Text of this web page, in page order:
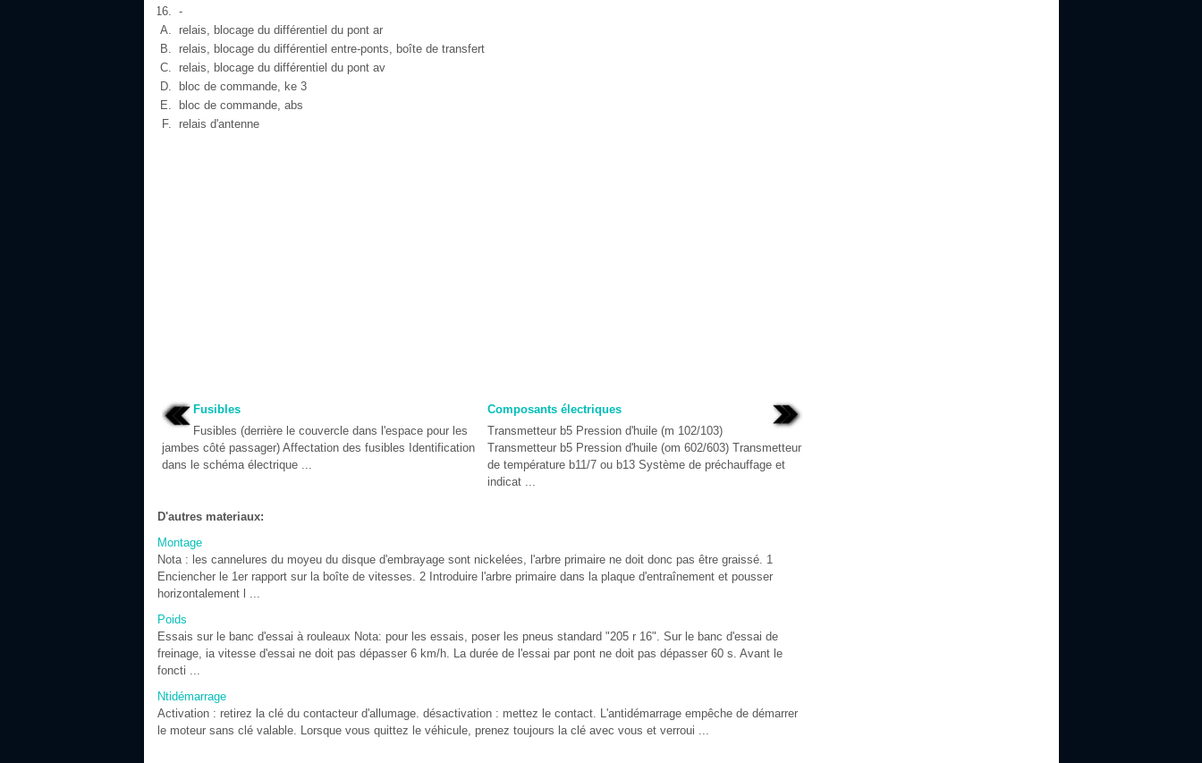
-
relais, blocage du différentiel du pont ar
relais, blocage du différentiel entre-ponts, boîte de transfert
relais, blocage du différentiel du pont av
bloc de commande, ke 3
bloc de commande, abs
relais d'antenne
Fusibles
Fusibles (derrière le couvercle dans l'espace pour les
jambes côté passager) Affectation des fusibles Identification
dans le schéma électrique ...
Composants électriques
Transmetteur b5 Pression d'huile (m 102/103)
Transmetteur b5 Pression d'huile (om 602/603) Transmetteur
de température b11/7 ou b13 Système de préchauffage et
indicat ...
D'autres materiaux:
Montage
Nota : les cannelures du moyeu du disque d'embrayage sont nickelées, l'arbre primaire ne doit donc pas être graissé. 1
Enciencher le 1er rapport sur la boîte de vitesses. 2 Introduire l'arbre primaire dans la plaque d'entraînement et pousser
horizontalement l ...
Poids
Essais sur le banc d'essai à rouleaux Nota: pour les essais, poser les pneus standard "205 r 16". Sur le banc d'essai de
freinage, ia vitesse d'essai ne doit pas dépasser 6 km/h. La durée de l'essai par pont ne doit pas dépasser 60 s. Avant le
foncti ...
Ntidémarrage
Activation : retirez la clé du contacteur d'allumage. désactivation : mettez le contact. L'antidémarrage empêche de démarrer
le moteur sans clé valable. Lorsque vous quittez le véhicule, prenez toujours la clé avec vous et verroui ...